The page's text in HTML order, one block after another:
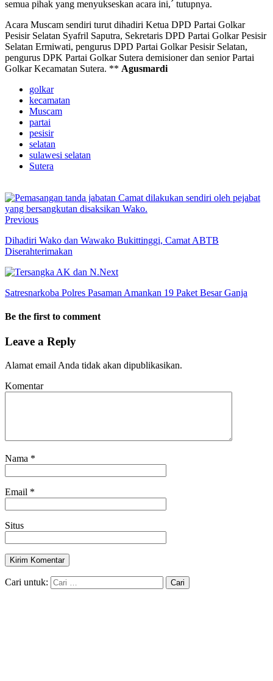
semua pihak yang menyukseskan acara ini,´ tutupnya.
Acara Muscam sendiri turut dihadiri Ketua DPD Partai Golkar
Pesisir Selatan Syafril Saputra, Sekretaris DPD Partai Golkar Pesisir
Selatan Ermiwati, pengurus DPD Partai Golkar Pesisir Selatan,
pengurus DPK Partai Golkar Sutera demisioner dan senior Partai
Golkar Kecamatan Sutera. ** Agusmardi
golkar
kecamatan
Muscam
partai
pesisir
selatan
sulawesi selatan
Sutera
Previous
Dihadiri Wako dan Wawako Bukittinggi, Camat ABTB
Diserahterimakan
Next
Satresnarkoba Polres Pasaman Amankan 19 Paket Besar Ganja
Be the first to comment
Leave a Reply
Alamat email Anda tidak akan dipublikasikan.
Komentar
Nama *
Email *
Situs
Cari untuk: